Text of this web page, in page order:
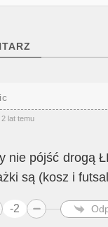
2 lat temu
nie pójść drogą
są (kosz i
-2